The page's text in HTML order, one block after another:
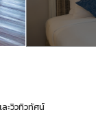
ะวิวทิวทัศน์